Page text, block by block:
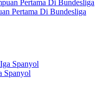
Pertama Di Bundesliga
Spanyol